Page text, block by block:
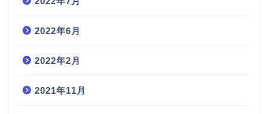
2022年6月
2022年2月
2021年11月